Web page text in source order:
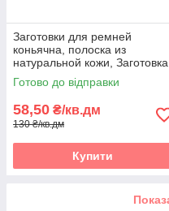
Заготовки для ремней
коньячна, полоска из
натуральной кожи, Заготовка
для ременя чорна, полоски зі
шкіри
Готово до відправки
58,50 ₴/кв.дм
130 ₴/кв.дм
Купити